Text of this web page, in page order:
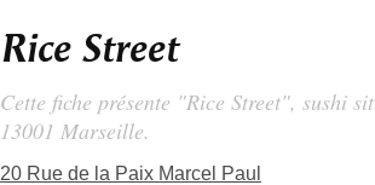
Rice Street
Cette fiche présente "Rice Street", sushi
13001 Marseille.
20 Rue de la Paix Marcel Paul